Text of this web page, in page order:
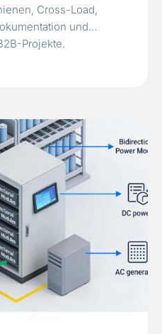
Cross-Load,
und
Projekte.